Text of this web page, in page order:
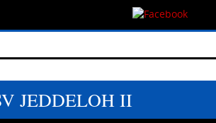
JEDDELOH II